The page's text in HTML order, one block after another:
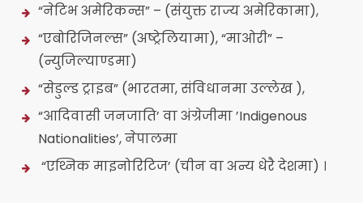
“नेटिभ अमेरिकन्स” – (संयुक्त राज्य अमेरिकामा),
“एबोरिजिनल्स” (अष्ट्रेलियामा), “माओरी” –
(न्युजिल्याण्डमा)
“सेडुल्ड ट्राइब” (भारतमा, संविधानमा उल्लेख ),
“आदिवासी जनजाति’ वा अंग्रेजीमा ’Indigenous
Nationalities’, नेपालमा
“एथ्निक माइनोरिटिज’ (चीन वा अन्य धेरै देशमा) ।